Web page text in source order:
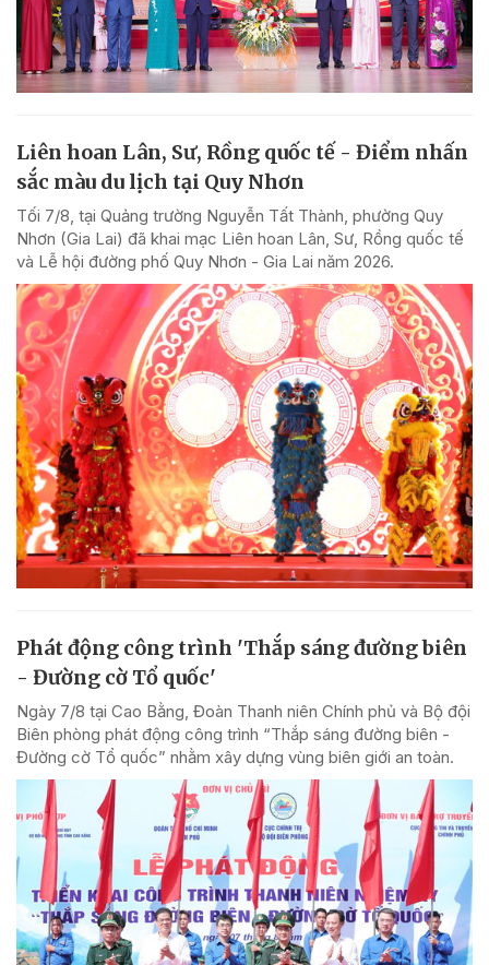
Liên hoan Lân, Sư, Rồng quốc tế - Điểm nhấn
sắc màu du lịch tại Quy Nhơn
Tối 7/8, tại Quảng trường Nguyễn Tất Thành, phường Quy
Nhơn (Gia Lai) đã khai mạc Liên hoan Lân, Sư, Rồng quốc tế
và Lễ hội đường phố Quy Nhơn - Gia Lai năm 2026.
Phát động công trình 'Thắp sáng đường biên
- Đường cờ Tổ quốc'
Ngày 7/8 tại Cao Bằng, Đoàn Thanh niên Chính phủ và Bộ đội
Biên phòng phát động công trình “Thắp sáng đường biên -
Đường cờ Tổ quốc” nhằm xây dựng vùng biên giới an toàn.